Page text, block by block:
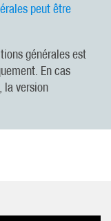
peut être
générales est
En cas
la version